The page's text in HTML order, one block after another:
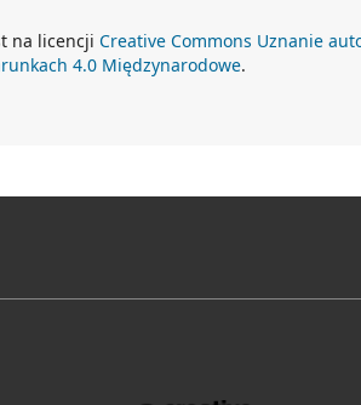
na licencji Creative Commons Uznanie
4.0 Międzynarodowe.